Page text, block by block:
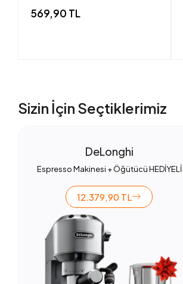
569,90 TL
Sizin İçin Seçtiklerimiz
DeLonghi
Espresso Makinesi + Öğütücü HEDİYELİ
12.379,90 TL